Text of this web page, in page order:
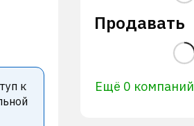
к
Продавать
Ещё 0 компаний